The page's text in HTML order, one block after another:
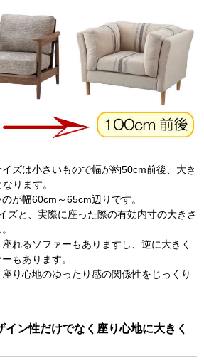
ズは小さいもので幅が約50cm前後、大き
ります。
が幅60cm～65cm辺りです。
ズと、実際に座った際の有効内寸の大きさ
れるソファーもありますし、逆に大きく
もあります。
り心地のゆったり感の関係性をじっくり
イン性だけでなく座り心地に大きく